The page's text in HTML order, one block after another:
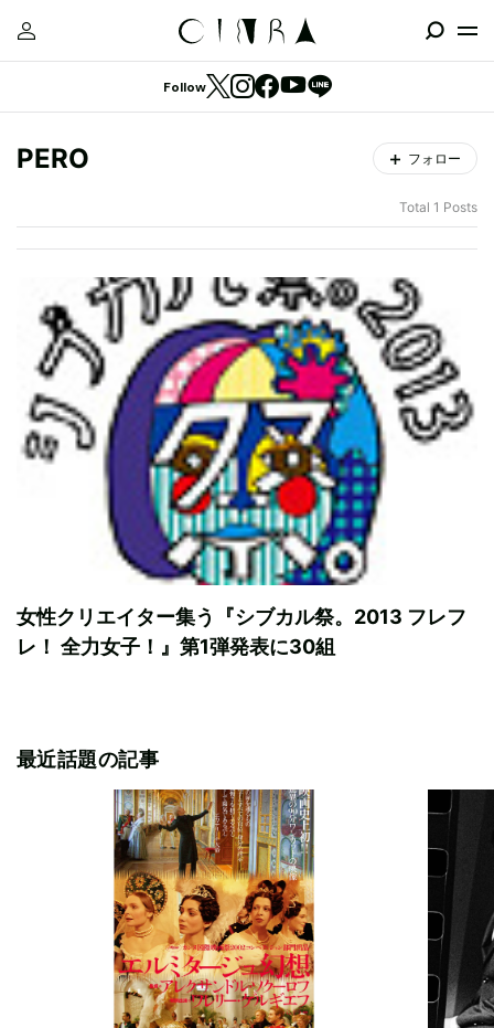
Follow
PERO フォロー
Total 1 Posts
女性クリエイター集う『シブカル祭。2013 フレフ
レ！ 全力女子！』第1弾発表に30組
最近話題の記事